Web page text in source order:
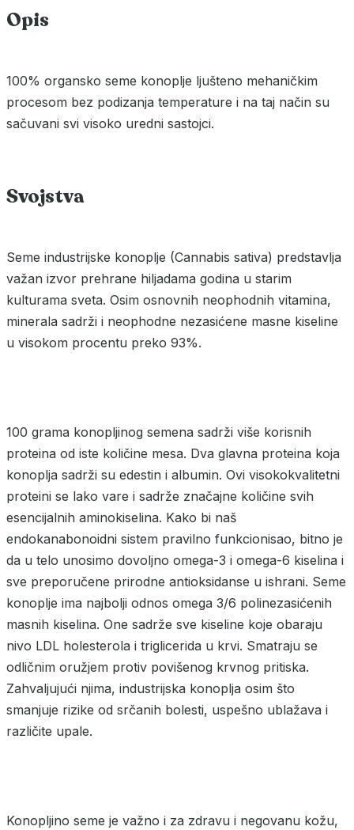
Opis
100% organsko seme konoplje ljušteno mehaničkim
procesom bez podizanja temperature i na taj način su
sačuvani svi visoko uredni sastojci.
Svojstva
Seme industrijske konoplje (Cannabis sativa) predstavlja
važan izvor prehrane hiljadama godina u starim
kulturama sveta. Osim osnovnih neophodnih vitamina,
minerala sadrži i neophodne nezasićene masne kiseline
u visokom procentu preko 93%.
100 grama konopljinog semena sadrži više korisnih
proteina od iste količine mesa. Dva glavna proteina koja
konoplja sadrži su edestin i albumin. Ovi visokokvalitetni
proteini se lako vare i sadrže značajne količine svih
esencijalnih aminokiselina. Kako bi naš
endokanabonoidni sistem pravilno funkcionisao, bitno je
da u telo unosimo dovoljno omega-3 i omega-6 kiselina i
sve preporučene prirodne antioksidanse u ishrani. Seme
konoplje ima najbolji odnos omega 3/6 polinezasićenih
masnih kiselina. One sadrže sve kiseline koje obaraju
nivo LDL holesterola i triglicerida u krvi. Smatraju se
odličnim oružjem protiv povišenog krvnog pritiska.
Zahvaljujući njima, industrijska konoplja osim što
smanjuje rizike od srčanih bolesti, uspešno ublažava i
različite upale.
Konopljino seme je važno i za zdravu i negovanu kožu,